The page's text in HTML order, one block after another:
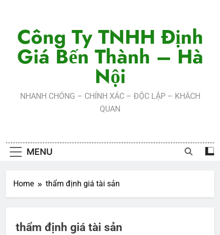
contentCông Ty TNHH Định
Giá Bến Thành – Hà
Nội
NHANH CHÓNG – CHÍNH XÁC – ĐỘC LẬP – KHÁCH
QUAN
MENU
Home thẩm định giá tài sản
thẩm định giá tài sản